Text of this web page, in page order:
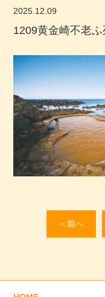
2025.12.09
1209黄金崎不老ふ
＜前へ